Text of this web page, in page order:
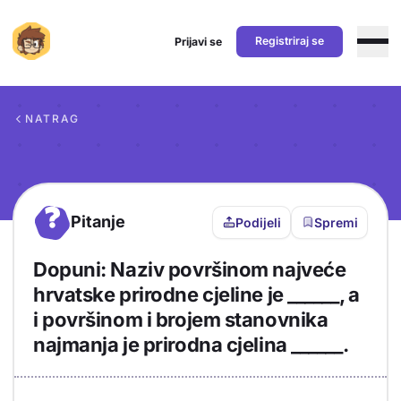
Prijavi se Registriraj se
NATRAG
? Pitanje Podijeli Spremi
Dopuni: Naziv površinom najveće
hrvatske prirodne cjeline je ______, a
i površinom i brojem stanovnika
najmanja je prirodna cjelina ______.